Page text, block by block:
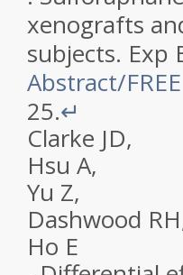
xenografts
subjects. Exp
Abstract/FREE
25.↵
Clarke JD,
Hsu A,
Yu Z,
Dashwood RH
Ho E